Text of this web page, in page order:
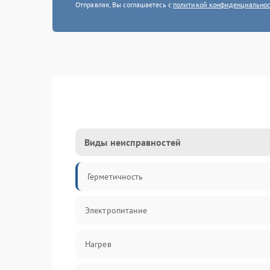
Отправляя, Вы соглашаетесь с политикой
Виды неисправностей
Герметичность
Электропитание
Нагрев